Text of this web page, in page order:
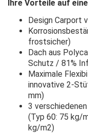
Ihre Vorteile auf
Design Carport
frostsicher)
Dach aus
Schutz / 81%
Maximale
innovative 2-
mm)
3
(Typ 60: 75 kg/
kg/m2)